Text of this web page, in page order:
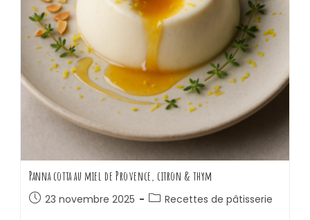
Panna cotta au miel de Provence, citron & thym
23 novembre 2025 Recettes de pâtisserie